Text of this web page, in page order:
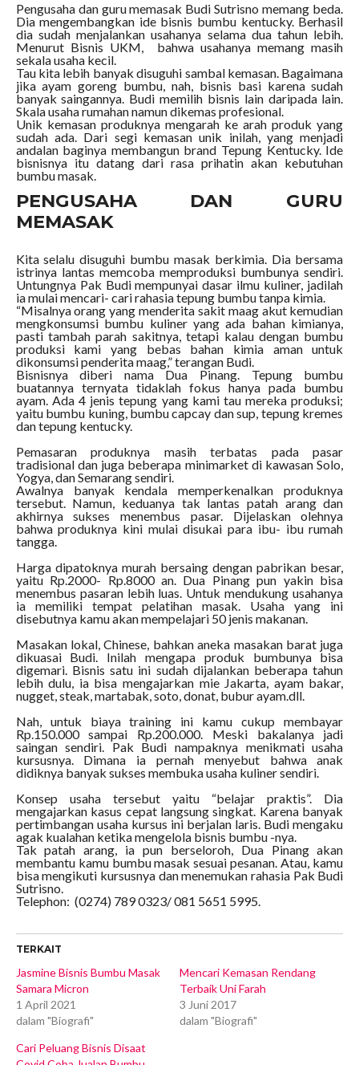
Pengusaha dan guru memasak Budi Sutrisno memang beda.
Dia mengembangkan ide bisnis bumbu kentucky. Berhasil
dia sudah menjalankan usahanya selama dua tahun lebih.
Menurut Bisnis UKM, bahwa usahanya memang masih
sekala usaha kecil.
Tau kita lebih banyak disuguhi sambal kemasan. Bagaimana
jika ayam goreng bumbu, nah, bisnis basi karena sudah
banyak saingannya. Budi memilih bisnis lain daripada lain.
Skala usaha rumahan namun dikemas profesional.
Unik kemasan produknya mengarah ke arah produk yang
sudah ada. Dari segi kemasan unik inilah, yang menjadi
andalan baginya membangun brand Tepung Kentucky. Ide
bisnisnya itu datang dari rasa prihatin akan kebutuhan
bumbu masak.
PENGUSAHA DAN GURU
MEMASAK
Kita selalu disuguhi bumbu masak berkimia. Dia bersama
istrinya lantas memcoba memproduksi bumbunya sendiri.
Untungnya Pak Budi mempunyai dasar ilmu kuliner, jadilah
ia mulai mencari- cari rahasia tepung bumbu tanpa kimia.
“Misalnya orang yang menderita sakit maag akut kemudian
mengkonsumsi bumbu kuliner yang ada bahan kimianya,
pasti tambah parah sakitnya, tetapi kalau dengan bumbu
produksi kami yang bebas bahan kimia aman untuk
dikonsumsi penderita maag,” terangan Budi.
Bisnisnya diberi nama Dua Pinang. Tepung bumbu
buatannya ternyata tidaklah fokus hanya pada bumbu
ayam. Ada 4 jenis tepung yang kami tau mereka produksi;
yaitu bumbu kuning, bumbu capcay dan sup, tepung kremes
dan tepung kentucky.
Pemasaran produknya masih terbatas pada pasar
tradisional dan juga beberapa minimarket di kawasan Solo,
Yogya, dan Semarang sendiri.
Awalnya banyak kendala memperkenalkan produknya
tersebut. Namun, keduanya tak lantas patah arang dan
akhirnya sukses menembus pasar. Dijelaskan olehnya
bahwa produknya kini mulai disukai para ibu- ibu rumah
tangga.
Harga dipatoknya murah bersaing dengan pabrikan besar,
yaitu Rp.2000- Rp.8000 an. Dua Pinang pun yakin bisa
menembus pasaran lebih luas. Untuk mendukung usahanya
ia memiliki tempat pelatihan masak. Usaha yang ini
disebutnya kamu akan mempelajari 50 jenis makanan.
Masakan lokal, Chinese, bahkan aneka masakan barat juga
dikuasai Budi. Inilah mengapa produk bumbunya bisa
digemari. Bisnis satu ini sudah dijalankan beberapa tahun
lebih dulu, ia bisa mengajarkan mie Jakarta, ayam bakar,
nugget, steak, martabak, soto, donat, bubur ayam.dll.
Nah, untuk biaya training ini kamu cukup membayar
Rp.150.000 sampai Rp.200.000. Meski bakalanya jadi
saingan sendiri. Pak Budi nampaknya menikmati usaha
kursusnya. Dimana ia pernah menyebut bahwa anak
didiknya banyak sukses membuka usaha kuliner sendiri.
Konsep usaha tersebut yaitu “belajar praktis”. Dia
mengajarkan kasus cepat langsung singkat. Karena banyak
pertimbangan usaha kursus ini berjalan laris. Budi mengaku
agak kualahan ketika mengelola bisnis bumbu -nya.
Tak patah arang, ia pun berseloroh, Dua Pinang akan
membantu kamu bumbu masak sesuai pesanan. Atau, kamu
bisa mengikuti kursusnya dan menemukan rahasia Pak Budi
Sutrisno.
Telephon: (0274) 789 0323/ 081 5651 5995.
TERKAIT
Jasmine Bisnis Bumbu Masak
Samara Micron
1 April 2021
dalam "Biografi"
Mencari Kemasan Rendang
Terbaik Uni Farah
3 Juni 2017
dalam "Biografi"
Cari Peluang Bisnis Disaat